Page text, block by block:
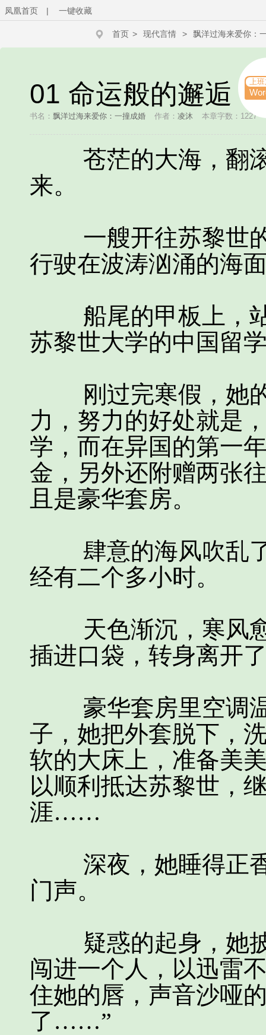
凤凰首页 | 一键收藏
首页 > 现代言情 > 飘洋过海来爱你：
01 命运般的邂逅 上
书名： 飘洋过海来爱你：一撞成婚 作者： 凌沐 本章字数：1227
苍茫的大海，翻滚
来。
一艘开往苏黎世的
行驶在波涛汹涌的海
船尾的甲板上，站
苏黎世大学的中国留
刚过完寒假，她的
力，努力的好处就是
学，而在异国的第一
金，另外还附赠两张
且是豪华套房。
肆意的海风吹乱了
经有二个多小时。
天色渐沉，寒风愈
插进口袋，转身离开
豪华套房里空调温
子，她把外套脱下，
软的大床上，准备美
以顺利抵达苏黎世，
涯……
深夜，她睡得正香
门声。
疑惑的起身，她披
闯进一个人，以迅雷
住她的唇，声音沙哑
了……”